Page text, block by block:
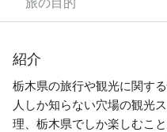
紹介
栃木県の旅行や観光に関す
人しか知らない穴場の観光
理、栃木県でしか楽しむこ